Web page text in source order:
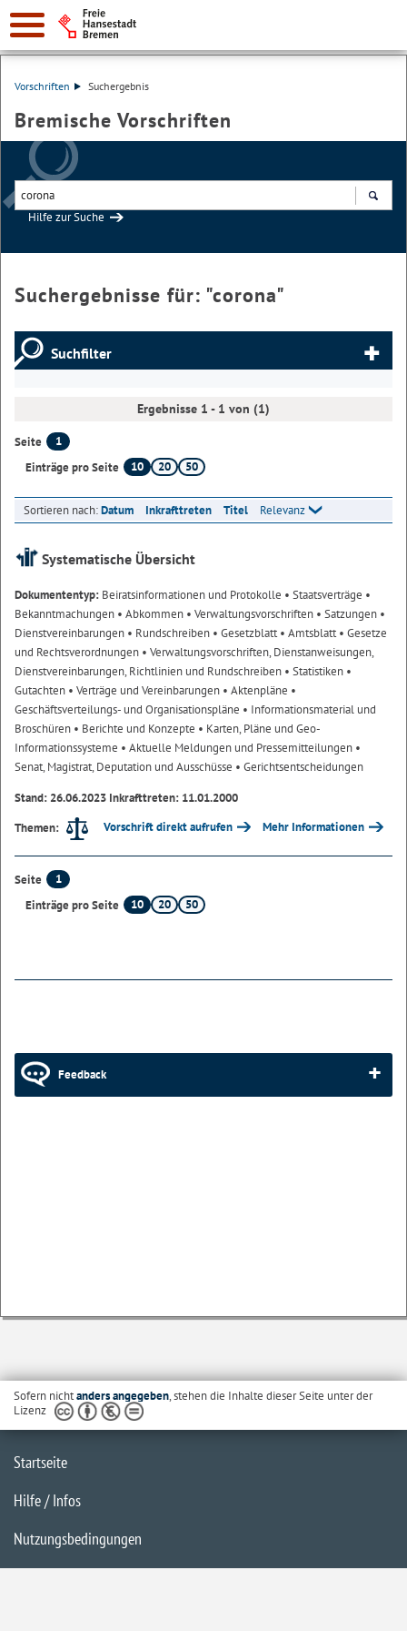
Vorschriften Suchergebnis
Bremische Vorschriften
Hilfe zur Suche
Suchergebnisse für: "corona"
Suchfilter
Ergebnisse 1 - 1 von (1)
Seite
1
Einträge pro Seite
10 20 50
Sortieren nach:Datum Inkrafttreten Titel Relevanz
Systematische Übersicht
Dokumententyp: Beiratsinformationen und Protokolle • Staatsverträge •
Bekanntmachungen • Abkommen • Verwaltungsvorschriften • Satzungen •
Dienstvereinbarungen • Rundschreiben • Gesetzblatt• Amtsblatt• Gesetze
und Rechtsverordnungen • Verwaltungsvorschriften, Dienstanweisungen,
Dienstvereinbarungen, Richtlinien und Rundschreiben • Statistiken •
Gutachten • Verträge und Vereinbarungen • Aktenpläne •
Geschäftsverteilungs- und Organisationspläne • Informationsmaterial und
Broschüren • Berichte und Konzepte • Karten, Pläne und Geo-
Informationssysteme • Aktuelle Meldungen und Pressemitteilungen •
Senat, Magistrat, Deputation und Ausschüsse • Gerichtsentscheidungen
Stand: 26.06.2023 Inkrafttreten: 11.01.2000
Themen:
Vorschrift direkt aufrufen Mehr Informationen
Seite
1
Einträge pro Seite
10 20 50
Feedback
Sofern nichtanders angegeben, stehen die Inhalte dieser Seite unter der
Lizenz
Startseite
Hilfe / Infos
Nutzungsbedingungen